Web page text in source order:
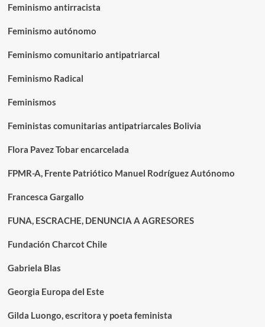
Feminismo antirracista
Feminismo autónomo
Feminismo comunitario antipatriarcal
Feminismo Radical
Feminismos
Feministas comunitarias antipatriarcales Bolivia
Flora Pavez Tobar encarcelada
FPMR-A, Frente Patriótico Manuel Rodríguez Autónomo
Francesca Gargallo
FUNA, ESCRACHE, DENUNCIA A AGRESORES
Fundación Charcot Chile
Gabriela Blas
Georgia Europa del Este
Gilda Luongo, escritora y poeta feminista